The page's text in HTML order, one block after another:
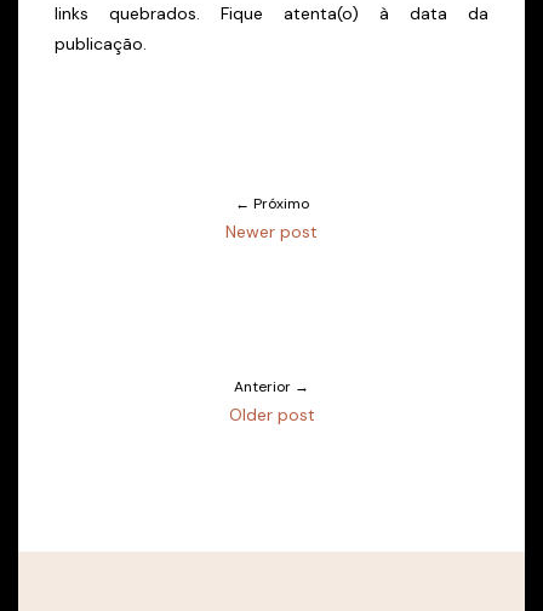
links quebrados. Fique atenta(o) à data da
publicação.
← Próximo
Newer post
Anterior →
Older post